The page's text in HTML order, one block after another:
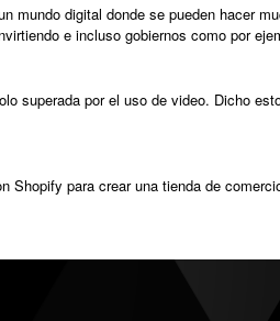
mundo digital donde se pueden hacer
e incluso gobiernos como por
superada por el uso de video. Dicho
para crear una tienda de